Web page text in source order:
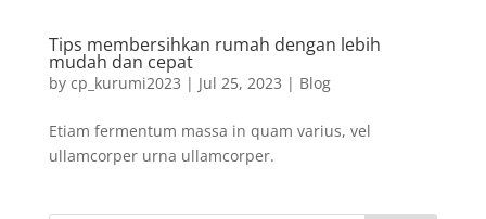
Tips membersihkan rumah dengan lebih
mudah dan cepat
by cp_kurumi2023 | Jul 25, 2023 | Blog
Etiam fermentum massa in quam varius, vel
ullamcorper urna ullamcorper.